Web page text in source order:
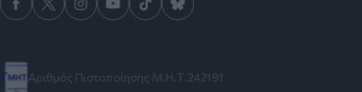
Αριθμός Πιστοποίησης Μ.Η.Τ.242191